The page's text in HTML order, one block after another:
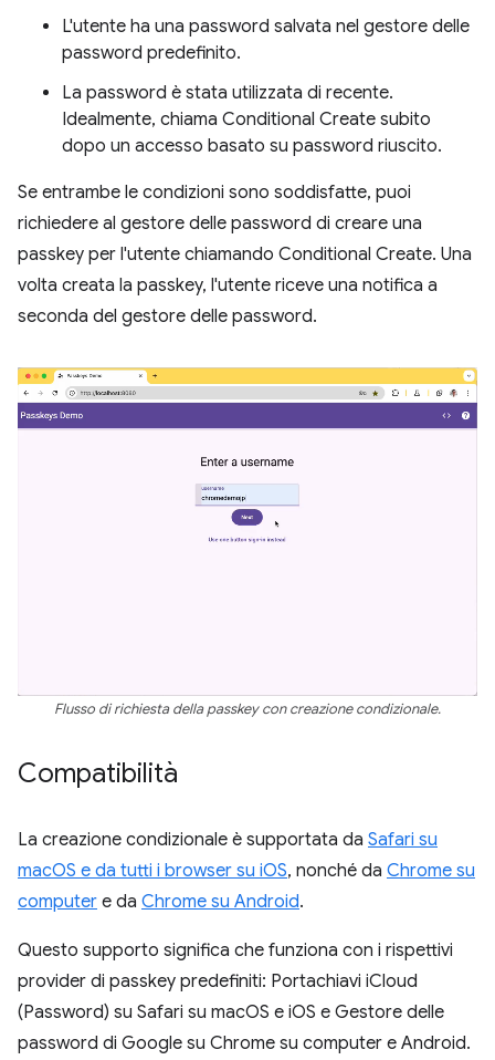
L'utente ha una password salvata nel gestore delle
password predefinito.
La password è stata utilizzata di recente.
Idealmente, chiama Conditional Create subito
dopo un accesso basato su password riuscito.
Se entrambe le condizioni sono soddisfatte, puoi
richiedere al gestore delle password di creare una
passkey per l'utente chiamando Conditional Create. Una
volta creata la passkey, l'utente riceve una notifica a
seconda del gestore delle password.
Flusso di richiesta della passkey con creazione condizionale.
Compatibilità
La creazione condizionale è supportata da Safari su
macOS e da tutti i browser su iOS, nonché da Chrome su
computer e da Chrome su Android.
Questo supporto significa che funziona con i rispettivi
provider di passkey predefiniti: Portachiavi iCloud
(Password) su Safari su macOS e iOS e Gestore delle
password di Google su Chrome su computer e Android.